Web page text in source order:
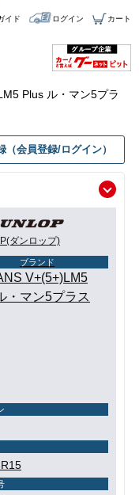
イド ログイン カート
Plus ル・マン5プラ
（会員登録/ログイン）
ダンロップ)
ブランド
V+(5+)LM5
・マン5プラス